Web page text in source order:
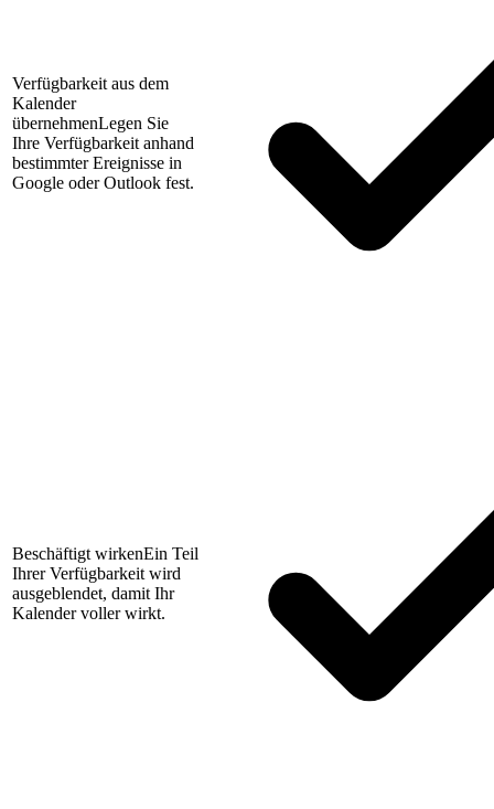
Verfügbarkeit aus dem
Kalender
übernehmenLegen Sie
Ihre Verfügbarkeit anhand
bestimmter Ereignisse in
Google oder Outlook fest.
Beschäftigt wirkenEin Teil
Ihrer Verfügbarkeit wird
ausgeblendet, damit Ihr
Kalender voller wirkt.